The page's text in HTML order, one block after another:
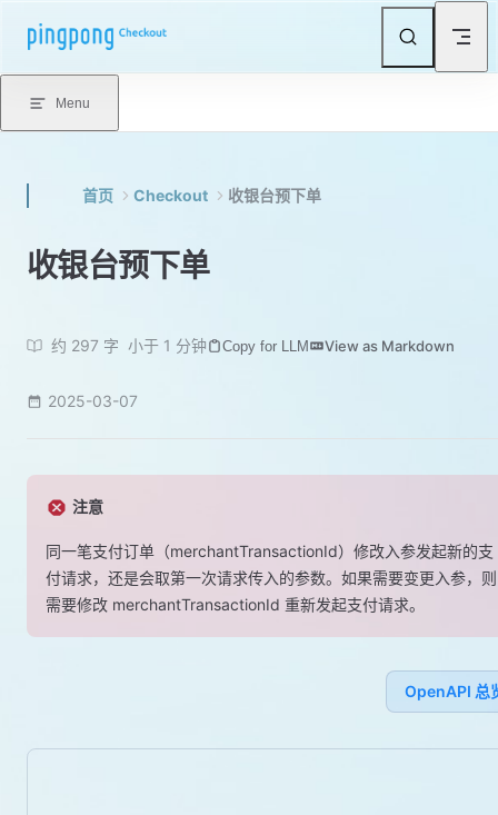
Skip to content
Menu
首页 Checkout 收银台预下单
收银台预下单
约 297 字 小于 1 分钟 Copy for LLM View as Markdown
2025-03-07
注意
同一笔支付订单（merchantTransactionId）修改入参发起新的支
付请求，还是会取第一次请求传入的参数。如果需要变更入参，则
需要修改 merchantTransactionId 重新发起支付请求。
OpenAPI 总